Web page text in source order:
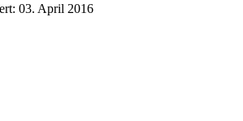
03. April 2016